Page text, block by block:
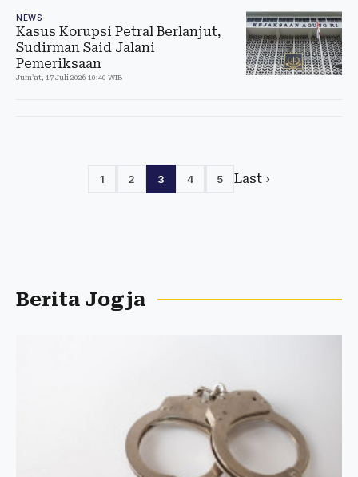
NEWS
Kasus Korupsi Petral Berlanjut,
Sudirman Said Jalani
Pemeriksaan
Jum'at, 17 Juli 2026 10:40 WIB
1 2 3 4 5 Last ›
Berita Jogja